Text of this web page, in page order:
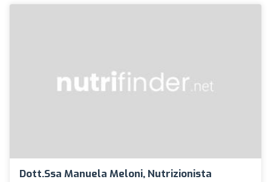
Dott.ssa Manuela Meloni, Nutrizionista